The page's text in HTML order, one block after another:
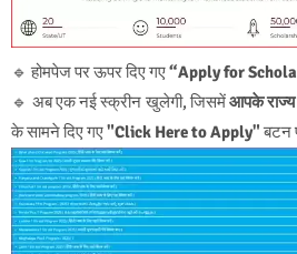
🔹 होमपेज पर ऊपर दिए गए“Apply for
🔹 अब एक नई स्क्रीन खुलेगी, जिसमेंआपके राज्य
के सामने दिए गए"Click Here to Apply"बटन